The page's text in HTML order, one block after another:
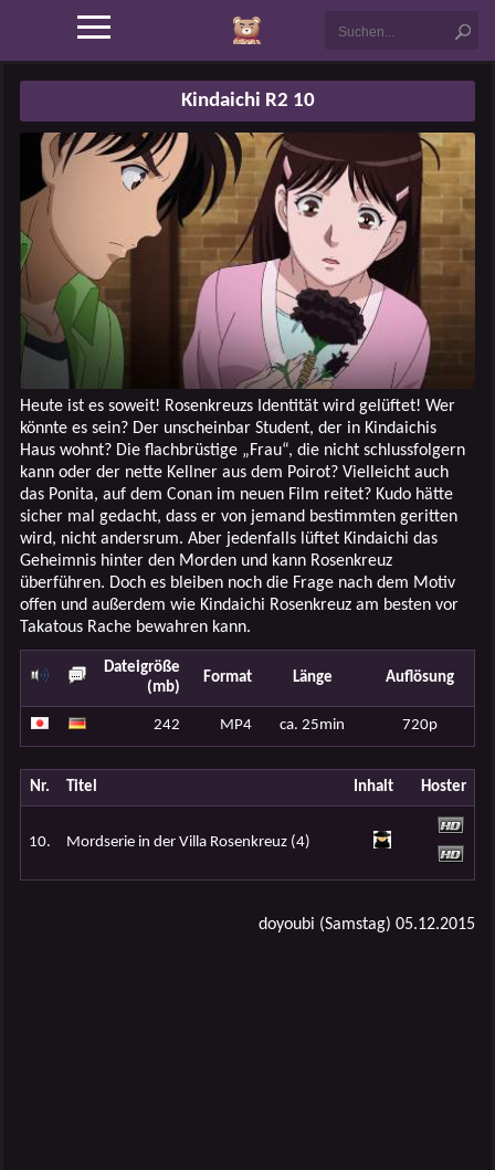
Kindaichi R2 10
Heute ist es soweit! Rosenkreuzs Identität wird gelüftet! Wer
könnte es sein? Der unscheinbar Student, der in Kindaichis
Haus wohnt? Die flachbrüstige „Frau“, die nicht schlussfolgern
kann oder der nette Kellner aus dem Poirot? Vielleicht auch
das Ponita, auf dem Conan im neuen Film reitet? Kudo hätte
sicher mal gedacht, dass er von jemand bestimmten geritten
wird, nicht andersrum. Aber jedenfalls lüftet Kindaichi das
Geheimnis hinter den Morden und kann Rosenkreuz
überführen. Doch es bleiben noch die Frage nach dem Motiv
offen und außerdem wie Kindaichi Rosenkreuz am besten vor
Takatous Rache bewahren kann.
Dateigröße
(mb)
Format Länge Auflösung
242 MP4 ca. 25min 720p
Nr. Titel Inhalt Hoster
10. Mordserie in der Villa Rosenkreuz (4)
doyoubi (Samstag) 05.12.2015